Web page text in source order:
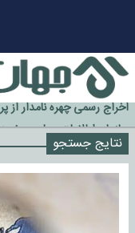
گزینه جدایی اوسمار روی
آیا رئیس جمهور آمریکا قانون
اخراج رسمی چهره نامدار از
سازمان اطلاعات سپاه:
خورد
نتایج جستجو